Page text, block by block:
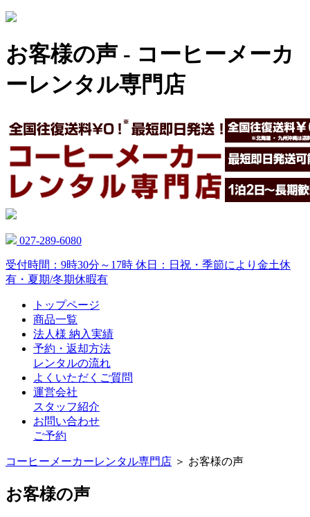
お客様の声 - コーヒーメーカ
ーレンタル専門店
027-289-6080
受付時間：9時30分～17時 休日：日祝・季節により金土休
有・夏期/冬期休暇有
トップページ
商品一覧
法人様 納入実績
予約・返却方法
レンタルの流れ
よくいただくご質問
運営会社
スタッフ紹介
お問い合わせ
ご予約
コーヒーメーカーレンタル専門店 ＞ お客様の声
お客様の声